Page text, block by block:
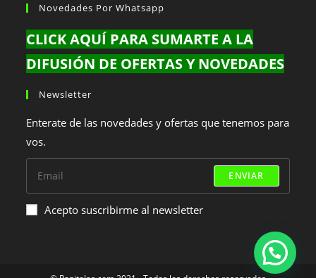
Novedades Por Whatsapp
CLICK AQUÍ PARA SUMARTE A LA
DIFUSIÓN DE OFERTAS Y NOVEDADES
Newsletter
Enterate de las novedades y ofertas que tenemos para
vos.
ENVIAR
Acepto suscribirme al newsletter